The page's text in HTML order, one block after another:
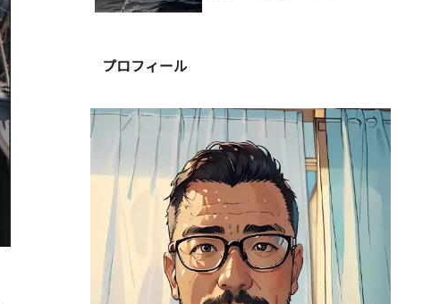
プロフィール